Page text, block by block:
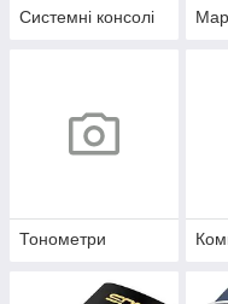
Системні консолі
Тонометри